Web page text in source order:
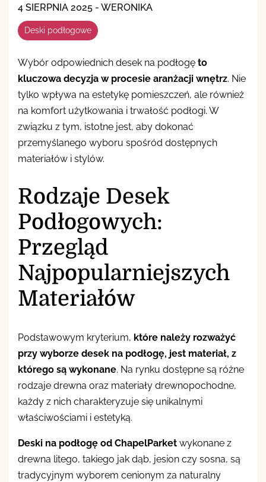
4 SIERPNIA 2025 - WERONIKA
Deski podłogowe
Wybór odpowiednich desek na podłogę to
kluczowa decyzja w procesie aranżacji wnętrz. Nie
tylko wpływa na estetykę pomieszczeń, ale również
na komfort użytkowania i trwałość podłogi. W
związku z tym, istotne jest, aby dokonać
przemyślanego wyboru spośród dostępnych
materiałów i stylów.
Rodzaje Desek
Podłogowych:
Przegląd
Najpopularniejszych
Materiałów
Podstawowym kryterium, które należy rozważyć
przy wyborze desek na podłogę, jest materiał, z
którego są wykonane. Na rynku dostępne są różne
rodzaje drewna oraz materiały drewnopochodne,
każdy z nich charakteryzuje się unikalnymi
właściwościami i estetyką.
Deski na podłogę od ChapelParket wykonane z
drewna litego, takiego jak dąb, jesion czy sosna, są
tradycyjnym wyborem cenionym za naturalny